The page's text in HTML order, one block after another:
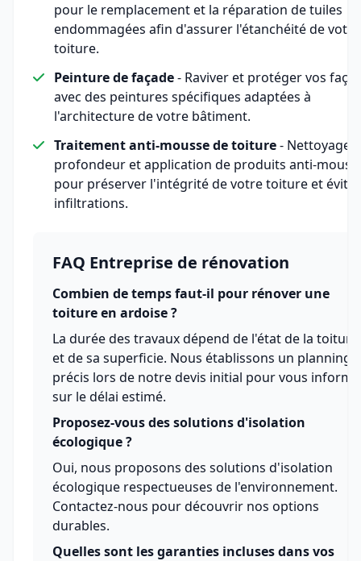
pour le remplacement et la réparation de tuiles
endommagées afin d'assurer l'étanchéité de votre
toiture.
Peinture de façade- Raviver et protéger vos
avec des peintures spécifiques adaptées à
l'architecture de votre bâtiment.
Traitement anti-mousse de toiture- Nettoyage
profondeur et application de produits anti-
pour préserver l'intégrité de votre toiture et
infiltrations.
FAQ Entreprise de rénovation
Combien de temps faut-il pour rénover une
toiture en ardoise ?
La durée des travaux dépend de l'état de la toiture
et de sa superficie. Nous établissons un planning
précis lors de notre devis initial pour vous
sur le délai estimé.
Proposez-vous des solutions d'isolation
écologique ?
Oui, nous proposons des solutions d'isolation
écologique respectueuses de l'environnement.
Contactez-nous pour découvrir nos options
durables.
Quelles sont les garanties incluses dans vos